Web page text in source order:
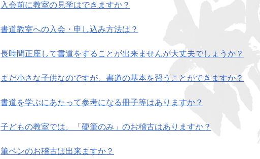
入会前に教室の見学はできますか？
書道教室への入会・申し込み方法は？
長時間正座して書道をすることが出来ませんが大丈夫でしょうか？
まだ小さな子供なのですが、書道の基本を習うことができますか？
書道を学ぶにあたって参考になる冊子等はありますか？
子どもの教室では、「硬筆のみ」のお稽古はありますか？
筆ペンのお稽古は出来ますか？